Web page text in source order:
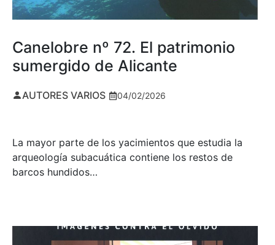
Canelobre nº 72. El patrimonio
sumergido de Alicante
AUTORES VARIOS 04/02/2026
La mayor parte de los yacimientos que estudia la
arqueología subacuática contiene los restos de
barcos hundidos…